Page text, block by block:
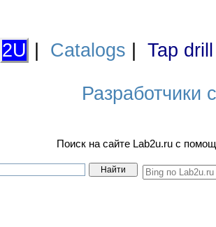
2U Catalogs Tap
Разработчики
Поиск на сайте Lab2u.ru с